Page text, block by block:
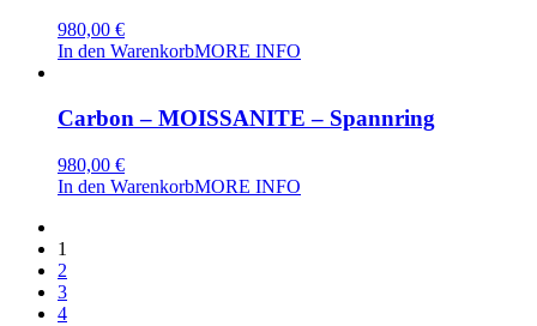
980,00 €
In den WarenkorbMORE INFO
Carbon – MOISSANITE – Spannring
980,00 €
In den WarenkorbMORE INFO
1
2
3
4